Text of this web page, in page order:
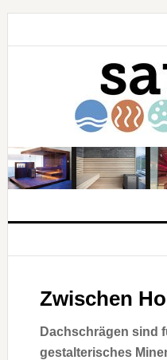
Zwischen
Dachschrägen sind
gestalterisches